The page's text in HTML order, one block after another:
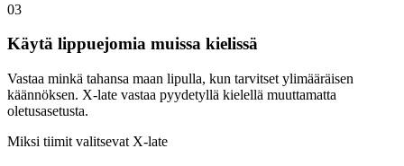
03
Käytä lippuejomia muissa kielissä
Vastaa minkä tahansa maan lipulla, kun tarvitset ylimääräisen
käännöksen. X-late vastaa pyydetyllä kielellä muuttamatta
oletusasetusta.
Miksi tiimit valitsevat X-late